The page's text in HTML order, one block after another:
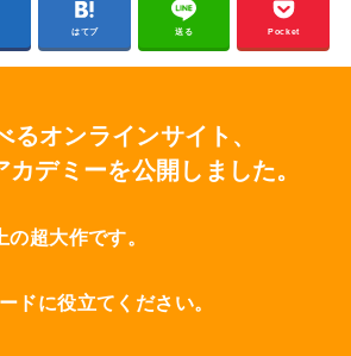
はてブ 送る Pocket
るオンラインサイト、
デミーを公開しました。
超大作です。
ドに役立てください。